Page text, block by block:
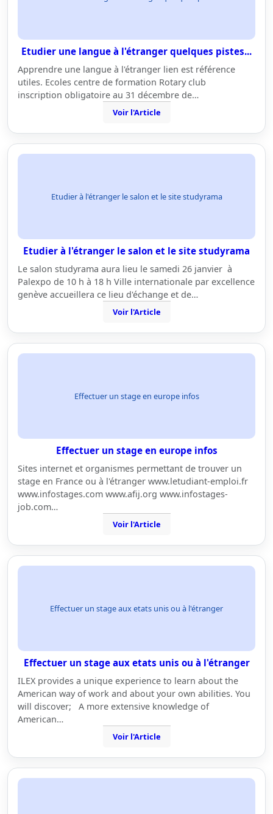
Etudier une langue à l'étranger quelques pistes...
Apprendre une langue à l'étranger lien est référence
utiles. Ecoles centre de formation Rotary club
inscription obligatoire au 31 décembre de…
Voir l'Article
Etudier à l'étranger le salon et le site studyrama
Etudier à l'étranger le salon et le site studyrama
Le salon studyrama aura lieu le samedi 26 janvier à
Palexpo de 10 h à 18 h Ville internationale par excellence
genève accueillera ce lieu d'échange et de…
Voir l'Article
Effectuer un stage en europe infos
Effectuer un stage en europe infos
Sites internet et organismes permettant de trouver un
stage en France ou à l'étranger www.letudiant-emploi.fr
www.infostages.com www.afij.org www.infostages-
job.com…
Voir l'Article
Effectuer un stage aux etats unis ou à l'étranger
Effectuer un stage aux etats unis ou à l'étranger
ILEX provides a unique experience to learn about the
American way of work and about your own abilities. You
will discover; A more extensive knowledge of
American…
Voir l'Article